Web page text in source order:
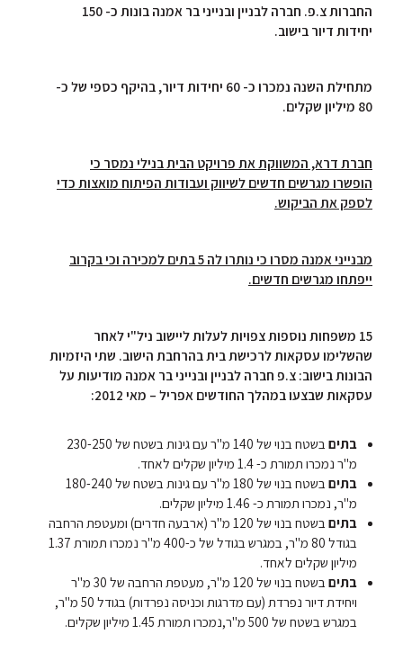
החברות צ.פ. חברה לבניין ובנייני בר אמנה בונות כ- 150
יחידות דיור בישוב.
מתחילת השנה נמכרו כ- 60 יחידות דיור, בהיקף כספי של כ-
80 מיליון שקלים.
חברת דרא, המשווקת את פרויקט הבית בנילי נמסר כי
הופשרו מגרשים חדשים לשיווק ועבודות הפיתוח מואצות כדי
לספק את הביקוש.
מבנייני אמנה מסרו כי נותרו לה 5 בתים למכירה וכי בקרוב
ייפתחו מגרשים חדשים.
15 משפחות נוספות צפויות לעלות ליישוב ניל"י לאחר
שהשלימו עסקאות לרכישת בית בהרחבת הישוב. שתי היזמיות
הבונות בישוב: צ.פ חברה לבניין ובנייני בר אמנה מודיעות על
עסקאות שבצעו במהלך החודשים אפריל – מאי 2012:
בתים
בשטח בנוי של 140 מ"ר עם גינות בשטח של 230-250
מ"ר נמכרו תמורת כ- 1.4 מיליון שקלים לאחד.
בתים
בשטח בנוי של 180 מ"ר עם גינות בשטח של 180-240
מ"ר, נמכרו תמורת כ- 1.46 מיליון שקלים.
בתים
בשטח בנוי של 120 מ"ר (ארבעה חדרים) ומעטפת הרחבה
בגודל 80 מ"ר, במגרש בגודל של כ-400 מ"ר נמכרו תמורת 1.37
מיליון שקלים לאחד.
בתים
בשטח בנוי של 120 מ"ר, מעטפת הרחבה של 30 מ"ר
ויחידת דיור נפרדת (עם מדרגות וכניסה נפרדות) בגודל 50 מ"ר,
במגרש בשטח של 500 מ"ר,נמכרו תמורת 1.45 מיליון שקלים.